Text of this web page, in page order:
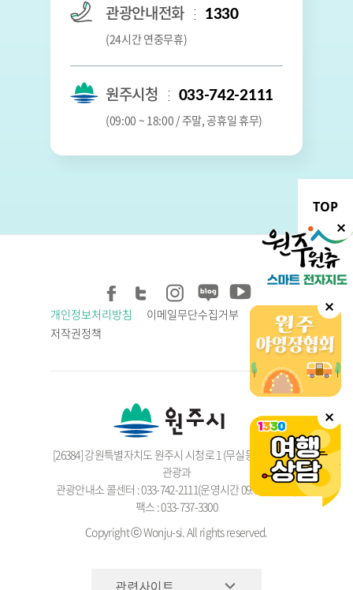
관광안내전화 1330
(24시간 연중무휴)
원주시청 033-742-2111
(09:00 ~ 18:00 / 주말, 공휴일 휴무)
TOP
개인정보처리방침
이메일무단수집거부
저작권정책
[26384] 강원특별자치도 원주시 시청로 1 (무실동), 원주시청
관광과
관광안내소 콜센터 : 033-742-2111(운영시간 09:00 ~ 18:00)
팩스 : 033-737-3300
Copyright ⓒ Wonju-si. All rights reserved.
관련사이트